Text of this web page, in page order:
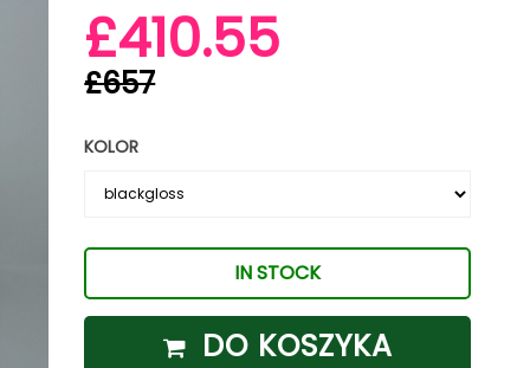
£410.55
£657
KOLOR
IN STOCK
DO KOSZYKA